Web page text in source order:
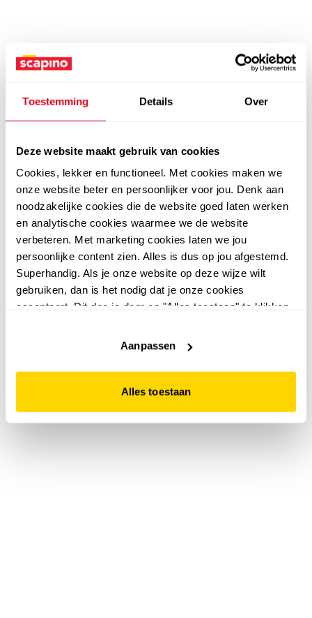
Toestemming Details Over
Deze website maakt gebruik van cookies
Cookies, lekker en functioneel. Met cookies maken we
onze website beter en persoonlijker voor jou. Denk aan
noodzakelijke cookies die de website goed laten werken
en analytische cookies waarmee we de website
verbeteren. Met marketing cookies laten we jou
persoonlijke content zien. Alles is dus op jou afgestemd.
Superhandig. Als je onze website op deze wijze wilt
gebruiken, dan is het nodig dat je onze cookies
accepteert. Dit doe je door op "Alles toestaan" te klikken.
website niet optimaal functioneert.
Aanpassen
Alles toestaan